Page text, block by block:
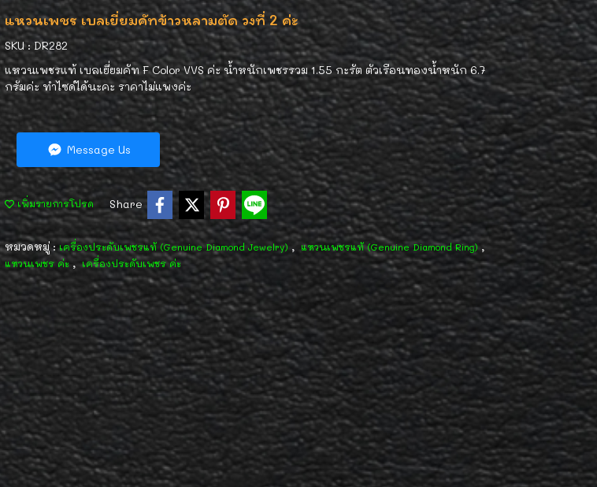
แหวนเพชร เบลเยี่ยมคัทข้าวหลามตัด วงที่ 2 ค่ะ
SKU : DR282
แหวนเพชรแท้ เบลเยี่ยมคัท F Color VVS ค่ะ น้ำหนักเพชรรวม 1.55 กะรัต ตัวเรือนทองน้ำหนัก 6.7
กรัมค่ะ ทำไซด์ได้นะคะ ราคาไม่แพงค่ะ
Message Us
เพิ่มรายการโปรด Share
หมวดหมู่ :เครื่องประดับเพชรแท้ (Genuine Diamond Jewelry) , แหวนเพชรแท้ (Genuine Diamond Ring),
แหวนเพชร ค่ะ , เครื่องประดับเพชร ค่ะ